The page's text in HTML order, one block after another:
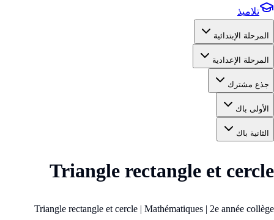
تلاميذ
المرحلة الإبتدائية
المرحلة الإعدادية
جذع مشترك
الأولى باك
الثانية باك
Triangle rectangle et cercle
Triangle rectangle et cercle | Mathématiques | 2e année collège